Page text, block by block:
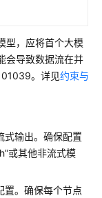
型，应将首个大模
会导致数据流在并
。详见约束与
式输出。确保配置
或其他非流式模
置。确保每个节点